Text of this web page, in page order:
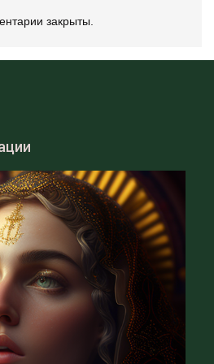
в общении с
вы начнете чувствовать
или же у вас появятся
спокойствие и не
сильно.
вы можете получить
роста в карьере. Возможно, вы
или же ваша текущая
вам больше прибыли.
стимулом для развития
закрыты.